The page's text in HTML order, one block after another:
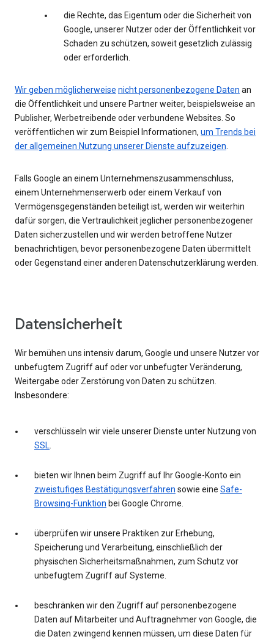
die Rechte, das Eigentum oder die Sicherheit von
Google, unserer Nutzer oder der Öffentlichkeit vor
Schaden zu schützen, soweit gesetzlich zulässig
oder erforderlich.
Wir geben möglicherweise nicht personenbezogene Daten an
die Öffentlichkeit und unsere Partner weiter, beispielsweise an
Publisher, Werbetreibende oder verbundene Websites. So
veröffentlichen wir zum Beispiel Informationen, um Trends bei
der allgemeinen Nutzung unserer Dienste aufzuzeigen.
Falls Google an einem Unternehmenszusammenschluss,
einem Unternehmenserwerb oder einem Verkauf von
Vermögensgegenständen beteiligt ist, werden wir weiterhin
dafür sorgen, die Vertraulichkeit jeglicher personenbezogener
Daten sicherzustellen und wir werden betroffene Nutzer
benachrichtigen, bevor personenbezogene Daten übermittelt
oder Gegenstand einer anderen Datenschutzerklärung werden.
Datensicherheit
Wir bemühen uns intensiv darum, Google und unsere Nutzer vor
unbefugtem Zugriff auf oder vor unbefugter Veränderung,
Weitergabe oder Zerstörung von Daten zu schützen.
Insbesondere:
verschlüsseln wir viele unserer Dienste unter Nutzung von
SSL.
bieten wir Ihnen beim Zugriff auf Ihr Google-Konto ein
zweistufiges Bestätigungsverfahren sowie eine Safe-
Browsing-Funktion bei Google Chrome.
überprüfen wir unsere Praktiken zur Erhebung,
Speicherung und Verarbeitung, einschließlich der
physischen Sicherheitsmaßnahmen, zum Schutz vor
unbefugtem Zugriff auf Systeme.
beschränken wir den Zugriff auf personenbezogene
Daten auf Mitarbeiter und Auftragnehmer von Google, die
die Daten zwingend kennen müssen, um diese Daten für